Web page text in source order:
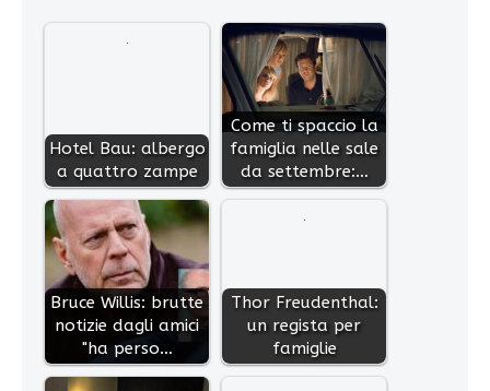
Hotel Bau: albergo
a quattro zampe
Come ti spaccio la
famiglia nelle sale
da settembre:…
Bruce Willis: brutte
notizie dagli amici
"ha perso…
Thor Freudenthal:
un regista per
famiglie